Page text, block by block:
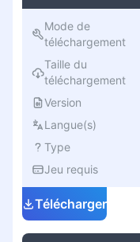
Mode de
téléchargement
Taille du
téléchargement
Version
Langue(s)
Type
Jeu requis
Télécharger